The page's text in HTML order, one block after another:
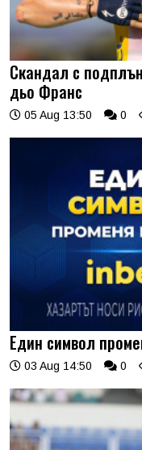
Скандал с
дьо Франс
05 Aug 13:50 0
Един символ
03 Aug 14:50 0